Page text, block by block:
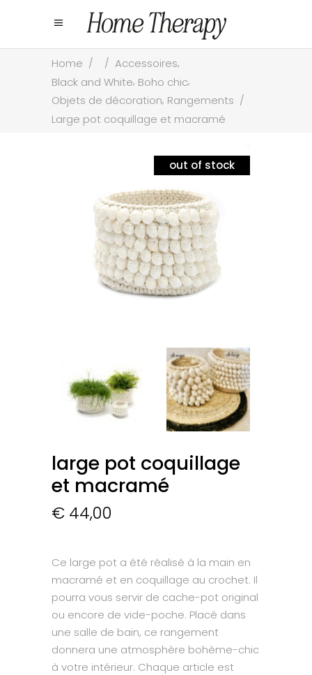
Home / / Accessoires,
Black and White, Boho chic,
Objets de décoration, Rangements /
Large pot coquillage et macramé
out of stock
large pot coquillage
et macramé
€ 44,00
Ce large pot a été réalisé à la main en
macramé et en coquillage au crochet. Il
pourra vous servir de cache-pot original
ou encore de vide-poche. Placé dans
une salle de bain, ce rangement
donnera une atmosphère bohème-chic
à votre intérieur. Chaque article est